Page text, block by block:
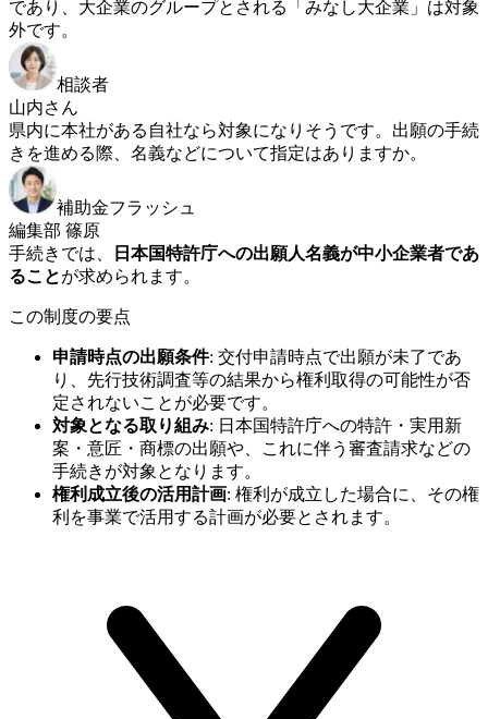
であり、大企業のグループとされる「みなし大企業」は対象
外です。
相談者
山内さん
県内に本社がある自社なら対象になりそうです。出願の手続
きを進める際、名義などについて指定はありますか。
補助金フラッシュ
編集部 篠原
手続きでは、
日本国特許庁への出願人名義が中小企業者であ
ることが求められます。
この制度の要点
申請時点の出願条件: 交付申請時点で出願が未了であ
り、先行技術調査等の結果から権利取得の可能性が否
定されないことが必要です。
対象となる取り組み: 日本国特許庁への特許・実用新
案・意匠・商標の出願や、これに伴う審査請求などの
手続きが対象となります。
権利成立後の活用計画: 権利が成立した場合に、その権
利を事業で活用する計画が必要とされます。